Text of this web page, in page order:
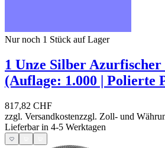
Nur noch 1 Stück auf Lager
1 Unze Silber Azurfischer
(Auflage: 1.000 | Polierte
817,82 CHF
zzgl. Versandkostenzzgl. Zoll- und
Lieferbar in 4-5 Werktagen